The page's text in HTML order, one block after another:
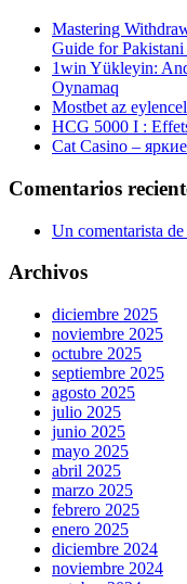
Mastering
Guide for Pakistani
1win Yükleyin:
Oynamaq
Mostbet az
HCG 5000 I :
Cat Casino –
Comentarios
Un comentarista
Archivos
diciembre 2025
noviembre 2025
octubre 2025
septiembre 2025
agosto 2025
julio 2025
junio 2025
mayo 2025
abril 2025
marzo 2025
febrero 2025
enero 2025
diciembre 2024
noviembre 2024